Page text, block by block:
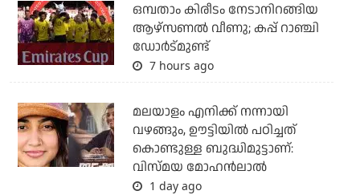
ഒമ്പതാം കിരീടം നേടാനിറങ്ങിയ
ആഴ്സണല്‍ വീണു; കപ്പ് റാഞ്ചി
ഡോര്‍ട്മുണ്ട്
7 hours ago
മലയാളം എനിക്ക് നന്നായി
വഴങ്ങും, ഊട്ടിയില്‍ പഠിച്ചത്
കൊണ്ടുള്ള ബുദ്ധിമുട്ടാണ്:
വിസ്മയ മോഹന്‍ലാല്‍
1 day ago